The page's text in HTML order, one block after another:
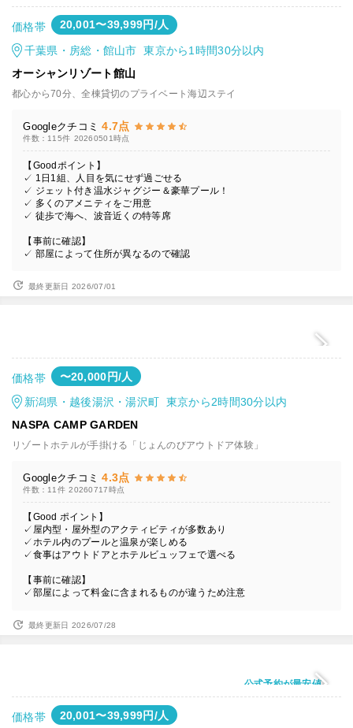
価格帯 20,001〜39,999円/人
千葉県・房総・館山市 東京から1時間30分以内
オーシャンリゾート館山
都心から70分、全棟貸切のプライベート海辺ステイ
Googleクチコミ 4.7点
件数：115件 20260501時点
【Goodポイント】
✓ 1日1組、人目を気にせず過ごせる
✓ ジェット付き温水ジャグジー＆豪華プール！
✓ 多くのアメニティをご用意
✓ 徒歩で海へ、波音近くの特等席
【事前に確認】
✓ 部屋によって住所が異なるので確認
最終更新日 2026/07/01
価格帯 〜20,000円/人
新潟県・越後湯沢・湯沢町 東京から2時間30分以内
NASPA CAMP GARDEN
リゾートホテルが手掛ける「じょんのびアウトドア体験」
Googleクチコミ 4.3点
件数：11件 20260717時点
【Good ポイント】
✓屋内型・屋外型のアクティビティが多数あり
✓ホテル内のプールと温泉が楽しめる
✓食事はアウトドアとホテルビュッフェで選べる
【事前に確認】
✓部屋によって料金に含まれるものが違うため注意
最終更新日 2026/07/28
公式予約が最安値
価格帯 20,001〜39,999円/人